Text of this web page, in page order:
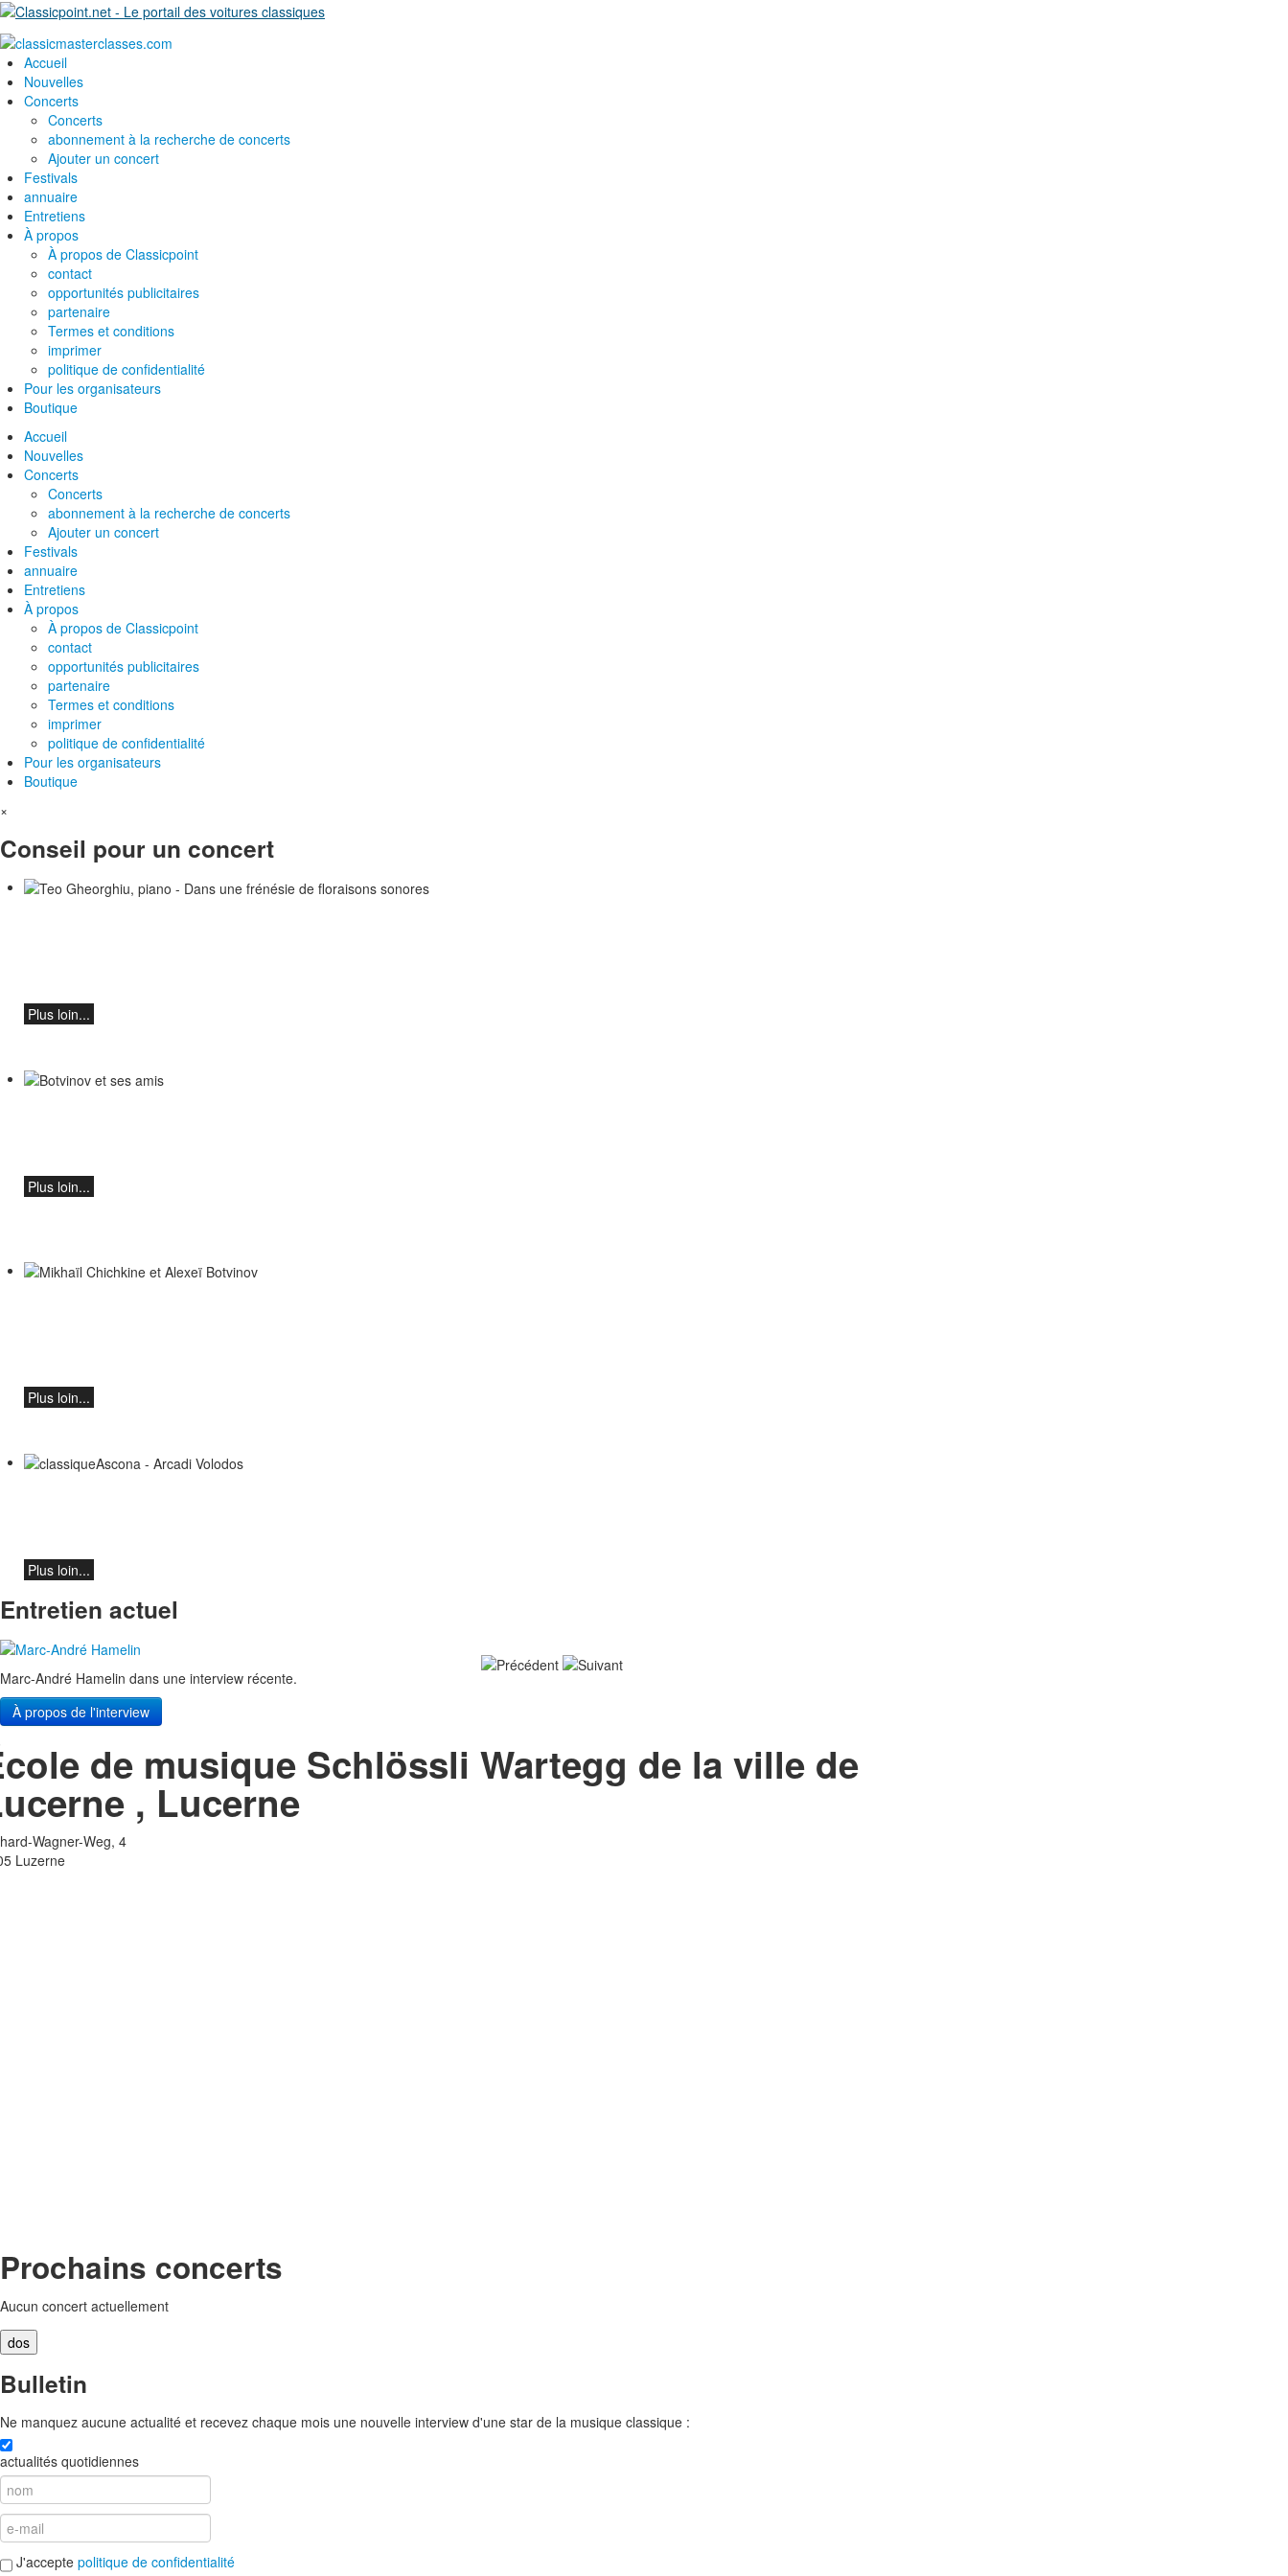
Accueil
Nouvelles
Concerts
Concerts
abonnement à la recherche de concerts
Ajouter un concert
Festivals
annuaire
Entretiens
À propos
À propos de Classicpoint
contact
opportunités publicitaires
partenaire
Termes et conditions
imprimer
politique de confidentialité
Pour les organisateurs
Boutique
Accueil
Nouvelles
Concerts
Concerts
abonnement à la recherche de concerts
Ajouter un concert
Festivals
annuaire
Entretiens
À propos
À propos de Classicpoint
contact
opportunités publicitaires
partenaire
Termes et conditions
imprimer
politique de confidentialité
Pour les organisateurs
Boutique
×
Conseil pour un concert
Plus loin...
Plus loin...
Plus loin...
Plus loin...
Entretien actuel
Marc-André Hamelin dans une interview récente.
À propos de l'interview
de musique Schlössli Wartegg de la ville de
, Lucerne
Wagner-Weg, 4
Luzerne
Prochains concerts
Aucun concert actuellement
Bulletin
Ne manquez aucune actualité et recevez chaque mois une nouvelle interview d'une star de la musique classique :
actualités quotidiennes
J'accepte politique de confidentialité